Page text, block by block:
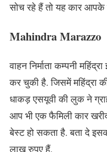
सोच रहे हैं तो यह कार
Mahindra Marazzo
वाहन निर्माता कम्पनी
कर चुकी है. जिसमें महिंद्रा
धाकड़ एसयूवी की लुक ने
आप भी एक फैमिली कार
बेस्ट हो सकता है. बता दे
लाख रुपए हैं.